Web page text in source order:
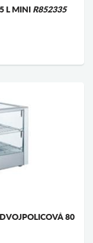
L MINI R852335
80